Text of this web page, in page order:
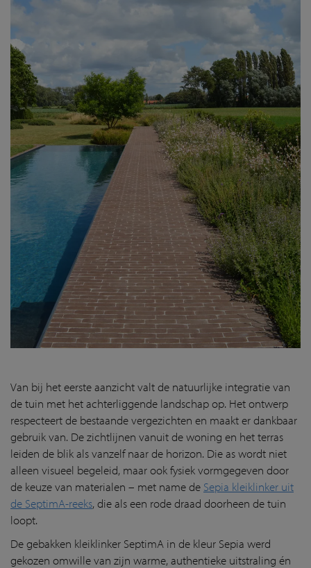
Van bij het eerste aanzicht valt de natuurlijke integratie van
de tuin met het achterliggende landschap op. Het ontwerp
respecteert de bestaande vergezichten en maakt er dankbaar
gebruik van. De zichtlijnen vanuit de woning en het terras
leiden de blik als vanzelf naar de horizon. Die as wordt niet
alleen visueel begeleid, maar ook fysiek vormgegeven door
de keuze van materialen – met name de Sepia kleiklinker uit
de SeptimA-reeks, die als een rode draad doorheen de tuin
loopt.
De gebakken kleiklinker SeptimA in de kleur Sepia werd
gekozen omwille van zijn warme, authentieke uitstraling én